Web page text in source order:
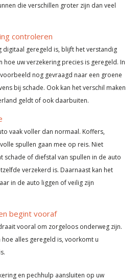
die verschillen groter zijn dan veel
controleren
digitaal geregeld is, blijft het verstandig
hoe uw verzekering precies is geregeld. In
nog gevraagd naar een groene
bij schade. Ook kan het verschil maken
geldt of ook daarbuiten.
vaak voller dan normaal. Koffers,
spullen gaan mee op reis. Niet
schade of diefstal van spullen in de auto
verzekerd is. Daarnaast kan het
in de auto liggen of veilig zijn
begint vooraf
vooral om zorgeloos onderweg zijn.
alles geregeld is, voorkomt u
en pechhulp aansluiten op uw